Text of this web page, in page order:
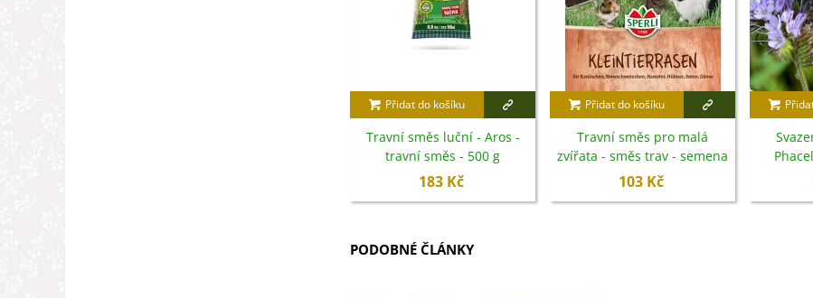
Přidat do košíku
Travní směs luční - Aros -
travní směs - 500 g
183 Kč
Přidat do košíku
Travní směs pro malá
zvířata - směs trav - semena
- Sperli - 50 g
103 Kč
PODOBNÉ ČLÁNKY